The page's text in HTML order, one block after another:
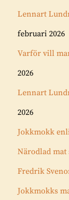
Lennart
februari 2026
Varför vill
2026
Lennart
2026
Jokkmokk
Närodlad
Fredrik
Jokkmokks